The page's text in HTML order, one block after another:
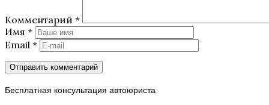
Комментарий *
Имя *
Email *
Бесплатная консультация автоюриста